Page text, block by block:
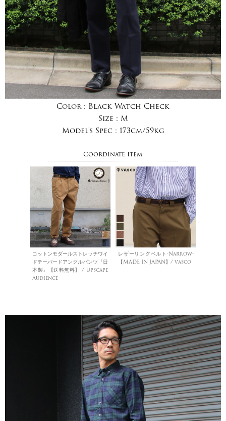
Color : Black Watch Check
Size : M
Model's Spec : 173cm/59kg
Coordinate Item
コットンモダールストレッチワイ
ドテーパードアンクルパンツ『日
本製』【送料無料】 / Upscape
Audience
レザーリングベルト-Narrow-
【MADE IN JAPAN】/ vasco